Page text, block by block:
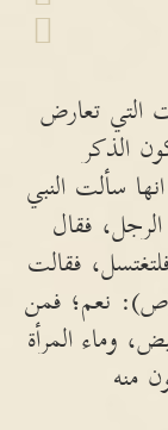
التي تعارض
الذكر
سألت النبي
فقال
فقالت
(ص): نعم؛ فمن
وماء المرأة
منه